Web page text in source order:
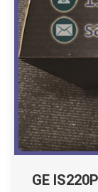
GE